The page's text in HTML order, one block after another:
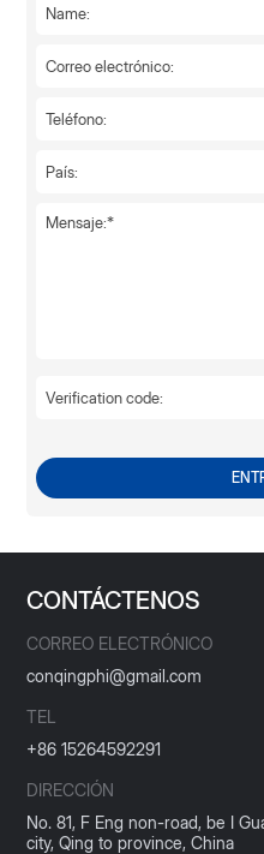
CONTÁCTENOS
CORREO ELECTRÓNICO
conqingphi@gmail.com
TEL
+86 15264592291
DIRECCIÓN
No. 81, F Eng non-road, be I
city, Qing to province, China